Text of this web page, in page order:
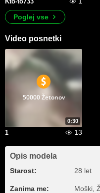
Poglej vse
Video posnetki
0:30
50000 Žetonov
1 13
Opis modela
Starost: 28 let
Zanima me: Moški,